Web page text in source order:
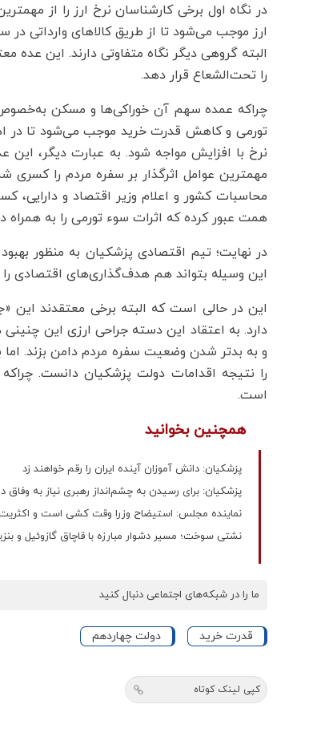
در نگاه اول برخی کارشناسان نرخ ارز را از
ارز موجب می‌شود تا از طریق کالاهای وارداتی
البته گروهی دیگر نگاه متفاوتی دارند. این عده
را تحت‌الشعاع قرار دهد.
چراکه عمده سهم آن خوراکی‌ها و مسکن
تورمی و کاهش قدرت خرید موجب می‌شود تا در
نرخ با افزایش مواجه شود. به عبارت دیگر، این
مهمترین عوامل اثرگذار بر سفره مردم را کسری
همت عبور کرده که اثرات سوء تورمی را به
در نهایت؛ تیم اقتصادی پزشکیان به منظور
این وسیله بتواند هم هدف‌گذاری‌های اقتصادی
این در حالی است که البته برخی معتقدند
دارد. به اعتقاد این دسته جراحی ارزی این
و به بدتر شدن وضعیت سفره مردم دامن بزند.
را نتیجه اقدامات دولت پزشکیان دانست.
است.
همچنین بخوانید
پزشکیان: دانش آموزان آینده ایران را رقم خواهند زد
پزشکیان: برای رسیدن به چشم‌انداز رهبری نیاز به وفاق
نماینده مجلس: استیضاح وزرا وقت کشی است و
نشتی سوخت؛ مسیر دشوار مبارزه با قاچاق گازوئیل و
ما را در شبکه‌های اجتماعی دنبال کنید
قدرت خرید دولت چهاردهم
کپی لینک کوتاه